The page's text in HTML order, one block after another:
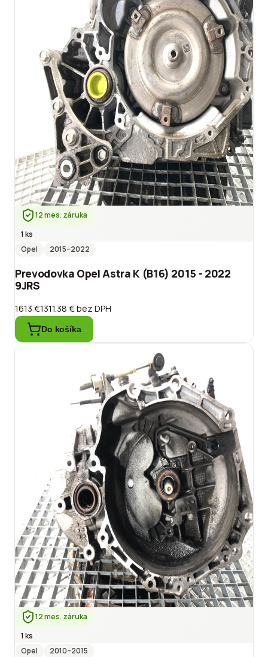
12 mes. záruka
1 ks
Opel
2015–2022
Prevodovka Opel Astra K (B16) 2015 - 2022
9JRS
1613 €1311.38 €bez DPH
Do košíka
12 mes. záruka
1 ks
Opel
2010–2015